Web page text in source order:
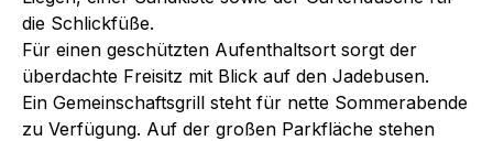
die Schlickfüße.
Für einen geschützten Aufenthaltsort sorgt der
überdachte Freisitz mit Blick auf den Jadebusen.
Ein Gemeinschaftsgrill steht für nette Sommerabende
zu Verfügung. Auf der großen Parkfläche stehen